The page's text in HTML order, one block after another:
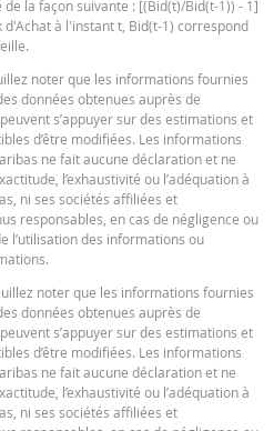
3,61
-
2,37 -
2,37 -
à titre indicatif uniquement. Ils ne
ou d’un engagement d’une entité du
conseiller juridique ou fiscal, comptable
aucune obligation de fiduciaire à votre
et / ou en relation avec des transactions
ou d’autres transactions connexes. Vous
pour des conseils en investissement
nature que ce soit. Bien que les prix
(FR)
CSV
la façon suivante : [(Bid(t)/Bid(t-1)) - 1]
à l'instant t, Bid(t-1) correspond
noter que les informations fournies
données obtenues auprès de
s’appuyer sur des estimations et
d’être modifiées. Les informations
ne fait aucune déclaration et ne
l’exhaustivité ou l’adéquation à
ni ses sociétés affiliées et
responsables, en cas de négligence ou
l’utilisation des informations ou
noter que les informations fournies
données obtenues auprès de
s’appuyer sur des estimations et
d’être modifiées. Les informations
ne fait aucune déclaration et ne
l’exhaustivité ou l’adéquation à
ni ses sociétés affiliées et